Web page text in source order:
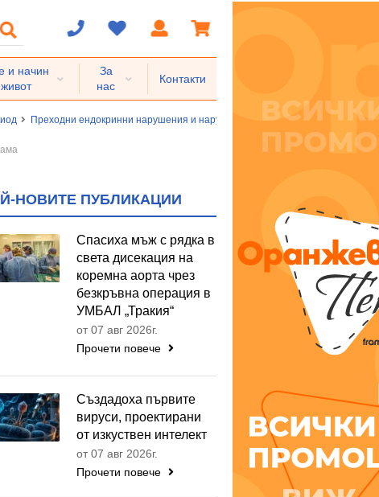
и начин
За
нас
Контакти
Преходни ендокринни нарушения и нарушения на обмяната на
НОВИТЕ ПУБЛИКАЦИИ
Спасиха мъж с рядка в
света дисекация на
коремна аорта чрез
безкръвна операция в
УМБАЛ „Тракия“
от 07 авг 2026г.
Прочети повече
Създадоха първите
вируси, проектирани
от изкуствен интелект
от 07 авг 2026г.
Прочети повече